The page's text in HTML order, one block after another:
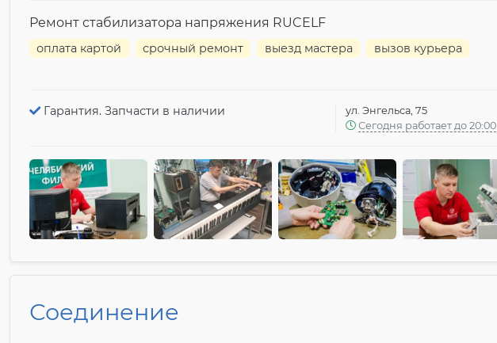
Ремонт стабилизатора напряжения RUCELF
оплата картой срочный ремонт выезд мастера вызов курьера
Гарантия. Запчасти в наличии
ул. Энгельса, 75
Сегодня работает до 20:00
Соединение